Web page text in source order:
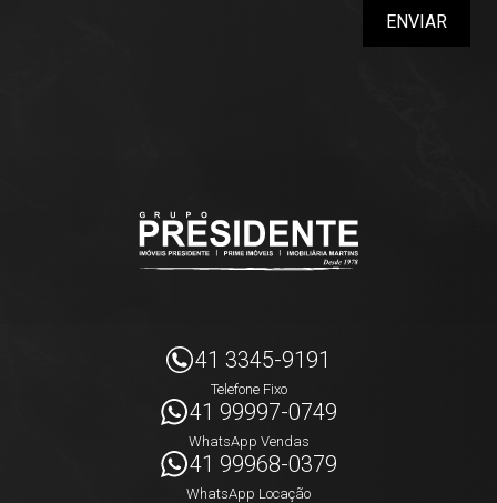
ENVIAR
41 3345-9191
Telefone Fixo
41 99997-0749
WhatsApp Vendas
41 99968-0379
WhatsApp Locação